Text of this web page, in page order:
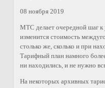
08 ноября 2019
МТС делает очередной шаг к
изменится стоимость
столько же, сколько и при
Тарифный план намного
ни находились, и не нужно
На некоторых архивных